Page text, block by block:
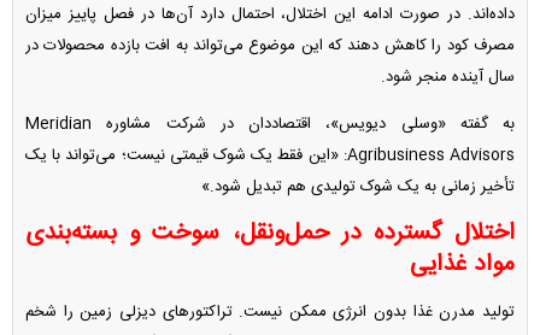
داده‌اند. در صورت ادامه این اختلال، احتمال دارد آن‌ها در فصل پاییز میزان
مصرف کود را کاهش دهند که این موضوع می‌تواند به افت بازده محصولات در
سال آینده منجر شود.
به گفته «وسلی دیویس»، اقتصاددان در شرکت مشاوره Meridian
Agribusiness Advisors: «این فقط یک شوک قیمتی نیست؛ می‌تواند با یک
تأخیر زمانی به یک شوک تولیدی هم تبدیل شود.»
اختلال گسترده در حمل‌ونقل، سوخت و بسته‌بندی
مواد غذایی
تولید مدرن غذا بدون انرژی ممکن نیست. تراکتورهای دیزلی زمین را شخم